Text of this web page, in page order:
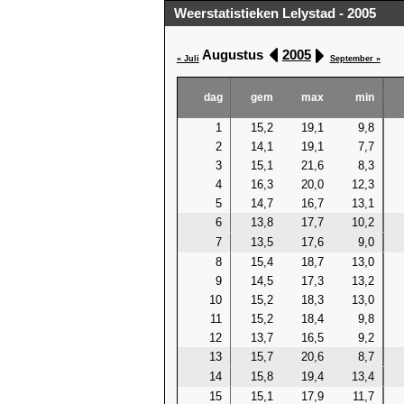
Weerstatistieken Lelystad - 2005
« Juli Augustus 2005 September »
dag gem max min
1 15,2 19,1 9,8
2
14,1 19,1 7,7
3
15,1 21,6 8,3
4
16,3 20,0 12,3
5
14,7 16,7 13,1
6
13,8 17,7 10,2
7
13,5 17,6 9,0
8
15,4 18,7 13,0
9
14,5 17,3 13,2
10
15,2 18,3 13,0
11
15,2 18,4 9,8
12
13,7 16,5 9,2
13
15,7 20,6 8,7
14
15,8 19,4 13,4
15
15,1 17,9 11,7